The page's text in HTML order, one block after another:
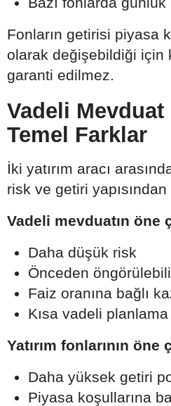
Fonların getirisi piyasa
olarak değişebildiği için
garanti edilmez.
Vadeli Mevduat
Temel Farklar
İki yatırım aracı
risk ve getiri yapısından
Vadeli mevduatın öne
Daha düşük risk
Önceden
Faiz oranına bağlı
Kısa vadeli
Yatırım fonlarının öne
Daha yüksek getiri
Piyasa koşullarına